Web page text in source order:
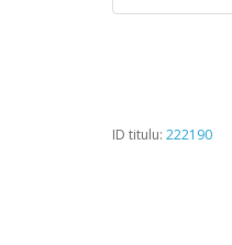
ID titulu: 222190